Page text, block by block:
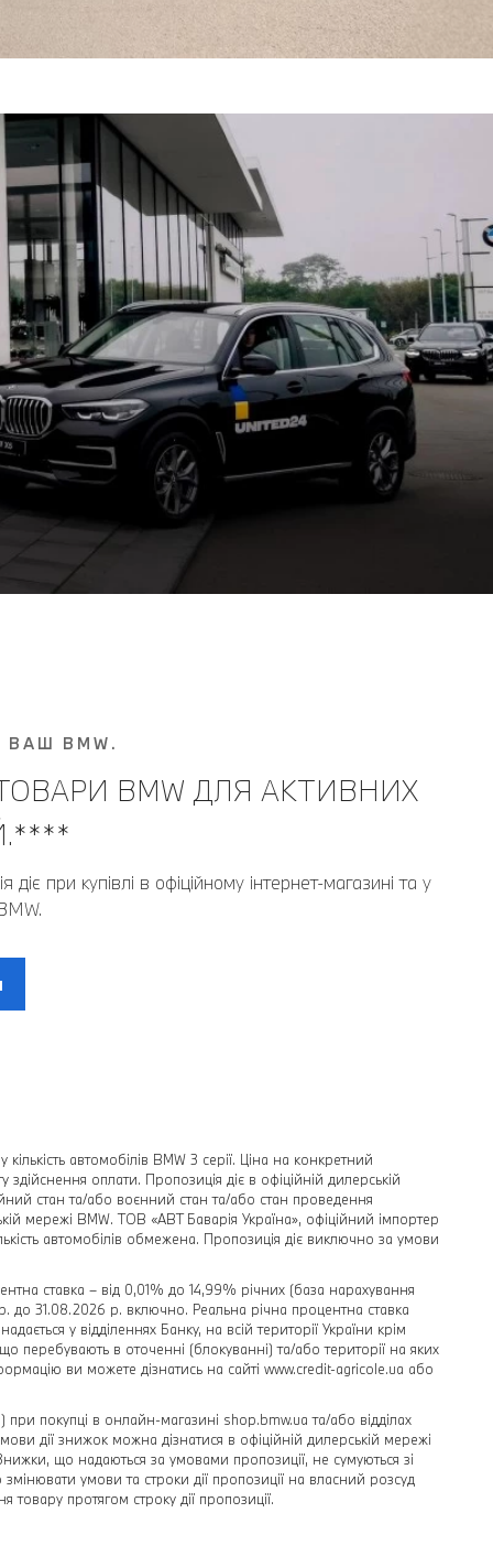
BMW.
BMW ДЛЯ АКТИВНИХ
діє при купівлі в офіційному інтернет-магазині та у
автомобілів BMW 3 серії. Ціна на конкретний
оплати. Пропозиція діє в офіційній дилерській
стан та/або воєнний стан та/або стан проведення
мережі BMW. ТОВ «АВТ Баварія Україна», офіційний імпортер
автомобілів обмежена. Пропозиція діє виключно за умови
ставка – від 0,01% до 14,99% річних (база нарахування
до 31.08.2026 р. включно. Реальна річна процентна ставка
у відділеннях Банку, на всій території України крім
перебувають в оточенні (блокуванні) та/або території на яких
ви можете дізнатись на сайті www.credit-agricole.ua або
покупці в онлайн-магазині shop.bmw.ua та/або відділах
дії знижок можна дізнатися в офіційній дилерській мережі
що надаються за умовами пропозиції, не сумуються зі
умови та строки дії пропозиції на власний розсуд
протягом строку дії пропозиції.